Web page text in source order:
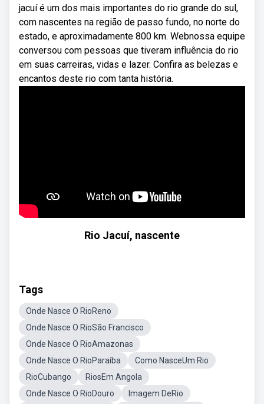
jacuí é um dos mais importantes do rio grande do sul,
com nascentes na região de passo fundo, no norte do
estado, e aproximadamente 800 km. Webnossa equipe
conversou com pessoas que tiveram influência do rio
em suas carreiras, vidas e lazer. Confira as belezas e
encantos deste rio com tanta história.
Rio Jacuí, nascente
Tags
Onde Nasce O RioReno
Onde Nasce O RioSão Francisco
Onde Nasce O RioAmazonas
Onde Nasce O RioParaíba
Como NasceUm Rio
RioCubango
RiosEm Angola
Onde Nasce O RioDouro
Imagem DeRio